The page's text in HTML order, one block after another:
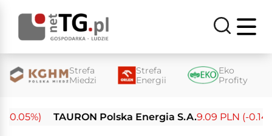
Strefa
Miedzi
Strefa
Energii
Eko
Profity
TAURON Polska Energia S.A.9.09 PLN (-0.14%)